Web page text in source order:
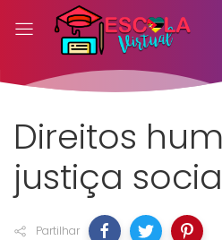
Direitos
justiça
Partilhar